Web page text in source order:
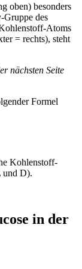
oben) besonders
des
Atoms
= rechts), steht
nächsten Seite
Formel
Kohlenstoff-
und D).
in der